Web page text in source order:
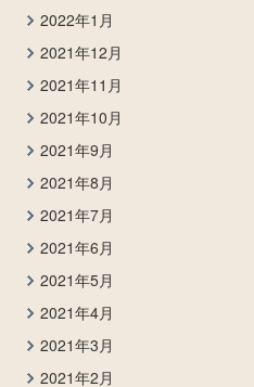
2022年1月
2021年12月
2021年11月
2021年10月
2021年9月
2021年8月
2021年7月
2021年6月
2021年5月
2021年4月
2021年3月
2021年2月